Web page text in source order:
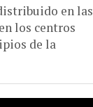
en las
los centros
de la